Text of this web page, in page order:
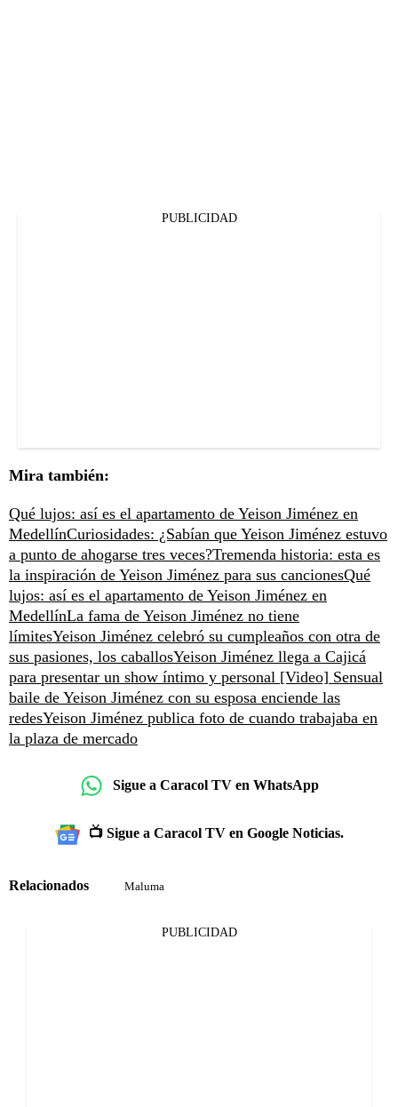
PUBLICIDAD
Mira también:
Qué lujos: así es el apartamento de Yeison Jiménez en
MedellínCuriosidades: ¿Sabían que Yeison Jiménez estuvo
a punto de ahogarse tres veces?Tremenda historia: esta es
la inspiración de Yeison Jiménez para sus cancionesQué
lujos: así es el apartamento de Yeison Jiménez en
MedellínLa fama de Yeison Jiménez no tiene
límitesYeison Jiménez celebró su cumpleaños con otra de
sus pasiones, los caballosYeison Jiménez llega a Cajicá
para presentar un show íntimo y personal [Video] Sensual
baile de Yeison Jiménez con su esposa enciende las
redesYeison Jiménez publica foto de cuando trabajaba en
la plaza de mercado
Sigue a Caracol TV en WhatsApp
📺 Sigue a Caracol TV en Google Noticias.
Relacionados Maluma
PUBLICIDAD